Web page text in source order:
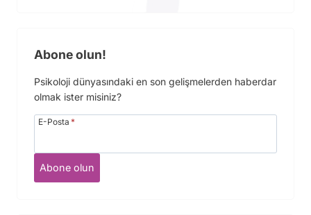
Abone olun!
Psikoloji dünyasındaki en son gelişmelerden haberdar
olmak ister misiniz?
E-Posta *
Abone olun